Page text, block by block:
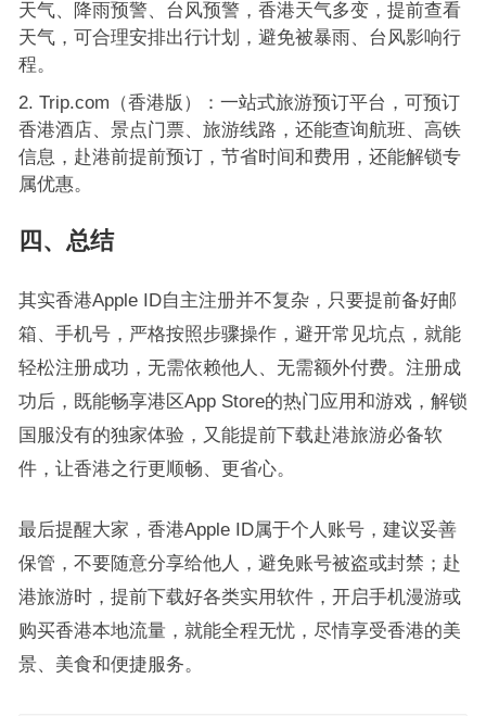
天气、降雨预警、台风预警，香港天气多变，提前查看
天气，可合理安排出行计划，避免被暴雨、台风影响行
程。
Trip.com（香港版）：一站式旅游预订平台，可预订
香港酒店、景点门票、旅游线路，还能查询航班、高铁
信息，赴港前提前预订，节省时间和费用，还能解锁专
属优惠。
四、总结
其实香港Apple ID自主注册并不复杂，只要提前备好邮
箱、手机号，严格按照步骤操作，避开常见坑点，就能
轻松注册成功，无需依赖他人、无需额外付费。注册成
功后，既能畅享港区App Store的热门应用和游戏，解锁
国服没有的独家体验，又能提前下载赴港旅游必备软
件，让香港之行更顺畅、更省心。
最后提醒大家，香港Apple ID属于个人账号，建议妥善
保管，不要随意分享给他人，避免账号被盗或封禁；赴
港旅游时，提前下载好各类实用软件，开启手机漫游或
购买香港本地流量，就能全程无忧，尽情享受香港的美
景、美食和便捷服务。